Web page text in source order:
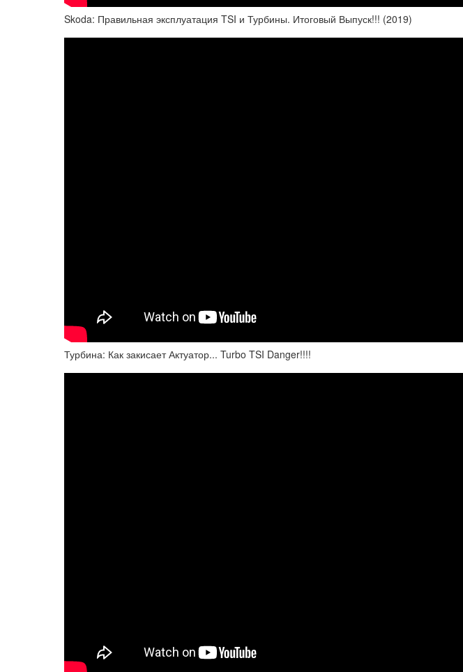
Skoda: Правильная эксплуатация TSI и Турбины. Итоговый Выпуск!!! (2019)
Турбина: Как закисает Актуатор... Turbo TSI Danger!!!!